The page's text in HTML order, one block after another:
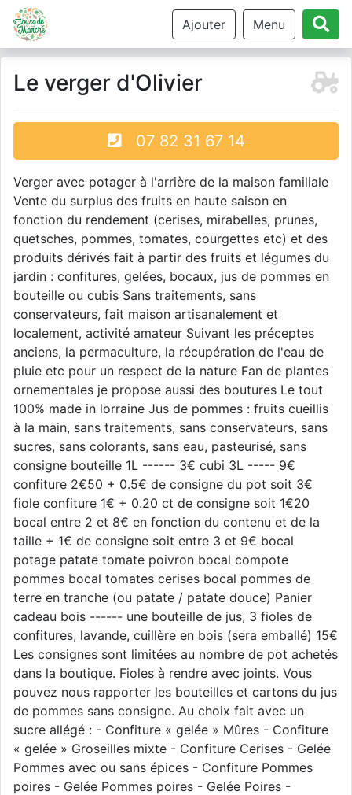
Ajouter Menu
Le verger d'Olivier
07 82 31 67 14
Verger avec potager à l'arrière de la maison familiale
Vente du surplus des fruits en haute saison en
fonction du rendement (cerises, mirabelles, prunes,
quetsches, pommes, tomates, courgettes etc) et des
produits dérivés fait à partir des fruits et légumes du
jardin : confitures, gelées, bocaux, jus de pommes en
bouteille ou cubis Sans traitements, sans
conservateurs, fait maison artisanalement et
localement, activité amateur Suivant les préceptes
anciens, la permaculture, la récupération de l'eau de
pluie etc pour un respect de la nature Fan de plantes
ornementales je propose aussi des boutures Le tout
100% made in lorraine Jus de pommes : fruits cueillis
à la main, sans traitements, sans conservateurs, sans
sucres, sans colorants, sans eau, pasteurisé, sans
consigne bouteille 1L ------ 3€ cubi 3L ----- 9€
confiture 2€50 + 0.5€ de consigne du pot soit 3€
fiole confiture 1€ + 0.20 ct de consigne soit 1€20
bocal entre 2 et 8€ en fonction du contenu et de la
taille + 1€ de consigne soit entre 3 et 9€ bocal
potage patate tomate poivron bocal compote
pommes bocal tomates cerises bocal pommes de
terre en tranche (ou patate / patate douce) Panier
cadeau bois ------ une bouteille de jus, 3 fioles de
confitures, lavande, cuillère en bois (sera emballé) 15€
Les consignes sont limitées au nombre de pot achetés
dans la boutique. Fioles à rendre avec joints. Vous
pouvez nous rapporter les bouteilles et cartons du jus
de pommes sans consigne. Au choix fait avec un
sucre allégé : - Confiture « gelée » Mûres - Confiture
« gelée » Groseilles mixte - Confiture Cerises - Gelée
Pommes avec ou sans épices - Confiture Pommes
poires - Gelée Pommes poires - Gelée Poires -